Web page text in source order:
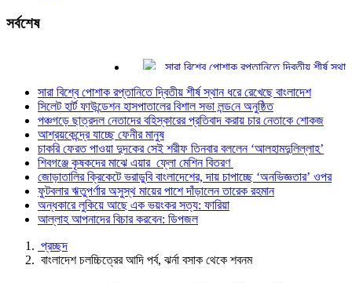
সর্বশেষ
সারা বিশ্বে পোশাক রপ্তানিতে দ্বিতীয় শীর্ষ স্থান ধরে
সিলেট হার্ট ফাউন্ডেশন হাসপাতালের বিশাল সভা লন্ড‌নে
পঞ্চগড়ে ছাত্রদল নেতাদের বহিস্কারের প্রতিবাদ
আশ্রয়কেন্দ্রে যাচ্ছে ফেনীর মানুষ
চাকরি ফেরত পাওয়া দুদকের সেই শরীফ তিনবার
শিবগঞ্জে কৃষকদের মাঝে এয়ার ফ্লো মেশিন বিতরণ
জোড়াতালির ক্রিকেটে ভরাডুবি বাংলাদেশের, দায়
ফুটবলার ঋতুপর্ণার অসুস্থ মায়ের পাশে দাঁড়ালেন
অন্ধকারে লুকিয়ে আছে এক ভয়ংকর সত্য: ফারিয়া
আল্লাহ আপনাদের বিচার করবেন: ডিপজল
সারা বিশ্বে পোশাক রপ্তানিতে দ্বিতীয় শীর্ষ স্থান ধরে রেখেছে বাংলাদেশ
সিলেট হার্ট ফাউন্ডেশন হাসপাতালের বিশাল সভা লন্ড‌নে অনুষ্ঠিত
পঞ্চগড়ে ছাত্রদল নেতাদের বহিস্কারের প্রতিবাদ করায় চার নেতাকে শোকজ
আশ্রয়কেন্দ্রে যাচ্ছে ফেনীর মানুষ
চাকরি ফেরত পাওয়া দুদকের সেই শরীফ তিনবার বললেন ‘আলহামদুলিল্লাহ’
শিবগঞ্জে কৃষকদের মাঝে এয়ার ফ্লো মেশিন বিতরণ
জোড়াতালির ক্রিকেটে ভরাডুবি বাংলাদেশের, দায় চাপাচ্ছে ‘অনভিজ্ঞতার’ ওপর
ফুটবলার ঋতুপর্ণার অসুস্থ মায়ের পাশে দাঁড়ালেন তারেক রহমান
অন্ধকারে লুকিয়ে আছে এক ভয়ংকর সত্য: ফারিয়া
আল্লাহ আপনাদের বিচার করবেন: ডিপজল
প্রচ্ছদ
বাংলাদেশ চলচ্চিত্রের আদি পর্ব, ঝর্না বসাক থেকে শবনম